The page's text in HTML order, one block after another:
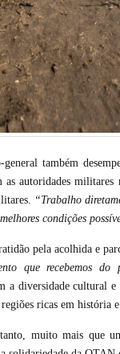
também
autoridades
“Trabalho
condições
pela acolhida e
que recebemos do
a diversidade cultural
ricas em história
muito mais que